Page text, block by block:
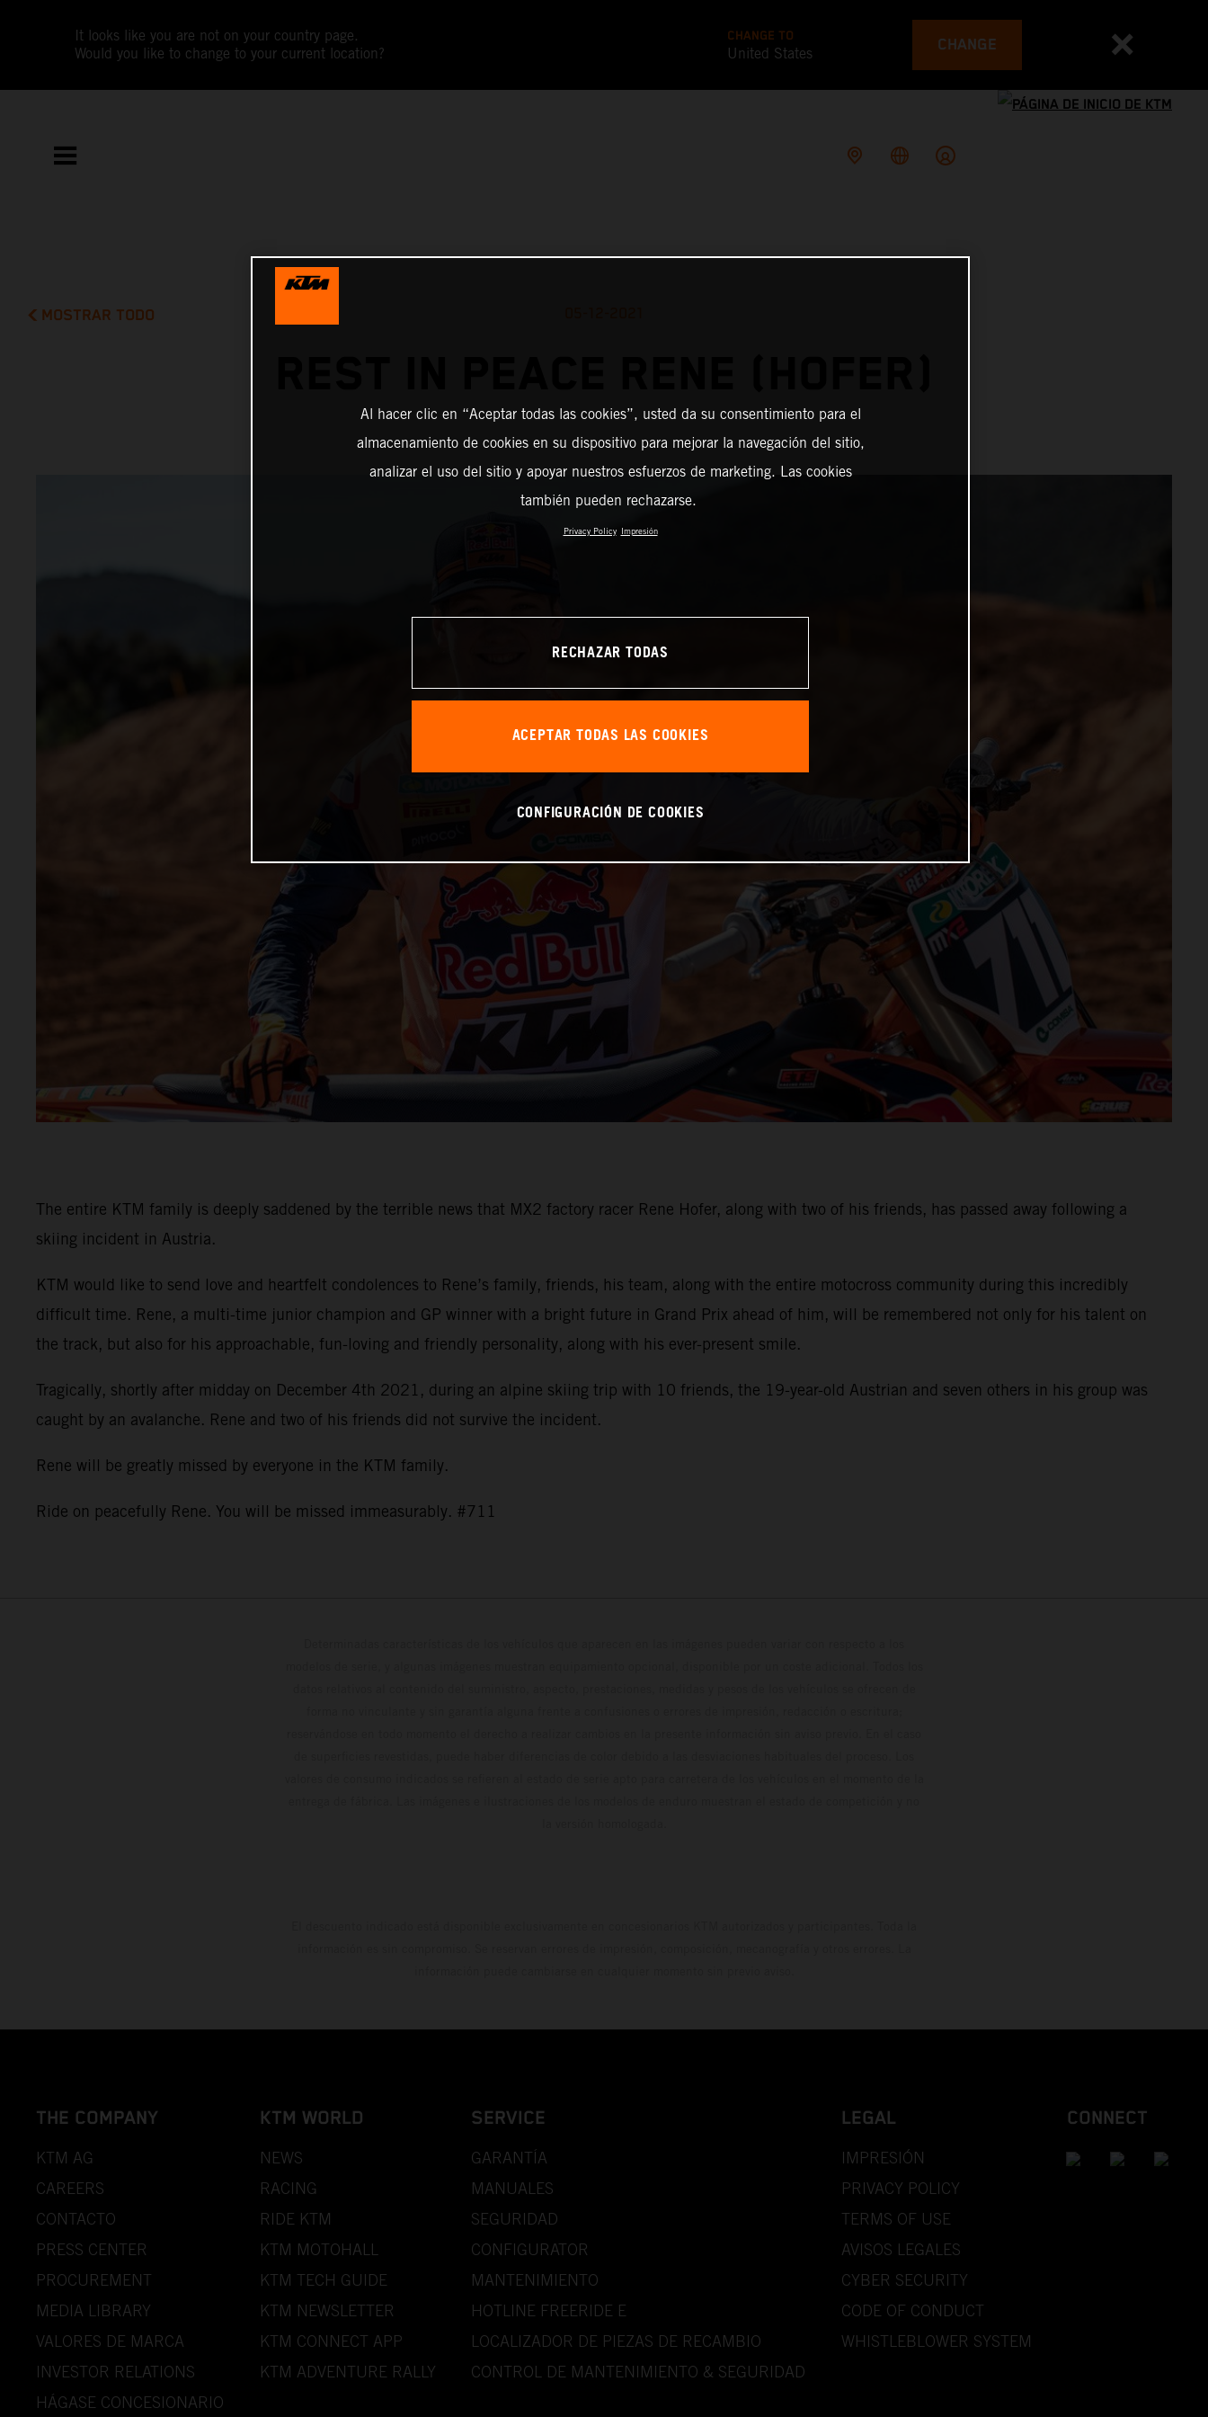
It looks like you are not on your country page.
Would you like to change to your current location?
CHANGE TO
United States CHANGE
MOSTRAR TODO
The entire KTM family is deeply saddened by the terrible news that MX2 factory racer Rene Hofer, along with two of his friends, has passed away following a
skiing incident in Austria.
KTM would like to send love and heartfelt condolences to Rene’s family, friends, his team, along with the entire motocross community during this incredibly
difficult time. Rene, a multi-time junior champion and GP winner with a bright future in Grand Prix ahead of him, will be remembered not only for his talent on
the track, but also for his approachable, fun-loving and friendly personality, along with his ever-present smile.
Tragically, shortly after midday on December 4th 2021, during an alpine skiing trip with 10 friends, the 19-year-old Austrian and seven others in his group was
caught by an avalanche. Rene and two of his friends did not survive the incident.
Rene will be greatly missed by everyone in the KTM family.
Ride on peacefully Rene. You will be missed immeasurably. #711
THE COMPANY
KTM AG
CAREERS
CONTACTO
PRESS CENTER
PROCUREMENT
MEDIA LIBRARY
VALORES DE MARCA
INVESTOR RELATIONS
HÁGASE CONCESIONARIO
KTM WORLD
NEWS
RACING
RIDE KTM
KTM MOTOHALL
KTM TECH GUIDE
KTM NEWSLETTER
KTM CONNECT APP
KTM ADVENTURE RALLY
SERVICE
GARANTÍA
MANUALES
SEGURIDAD
CONFIGURATOR
MANTENIMIENTO
HOTLINE FREERIDE E
LOCALIZADOR DE PIEZAS DE RECAMBIO
CONTROL DE MANTENIMIENTO & SEGURIDAD
LEGAL
IMPRESIÓN
PRIVACY POLICY
TERMS OF USE
AVISOS LEGALES
CYBER SECURITY
CODE OF CONDUCT
WHISTLEBLOWER SYSTEM
CONNECT
Al hacer clic en “Aceptar todas las cookies”, usted da su consentimiento para el
almacenamiento de cookies en su dispositivo para mejorar la navegación del sitio,
analizar el uso del sitio y apoyar nuestros esfuerzos de marketing. Las cookies
también pueden rechazarse.
Privacy Policy Impresión
RECHAZAR TODAS
ACEPTAR TODAS LAS COOKIES
CONFIGURACIÓN DE COOKIES